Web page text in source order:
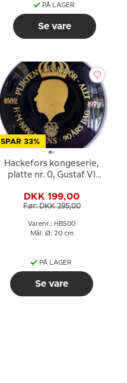
PÅ LAGER
Se vare
SPAR 33%
Hackefors kongeserie,
platte nr. 0, Gustaf VI
DKK 199,00
Før: DKK 295,00
Varenr.: HBS00
Mål: Ø: 20 cm
PÅ LAGER
Se vare